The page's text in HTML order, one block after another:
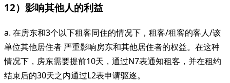
12）影响其他人的利益
a. 在房东和3个以下租客同住的情况下，租客/租客的客人/该
单位其他居住者 严重影响房东和其他居住者的权益。在这种
情况下，房东需要提前10天，通过N7表通知租客，并在租约
结束后的30天之内通过L2表申请驱逐。